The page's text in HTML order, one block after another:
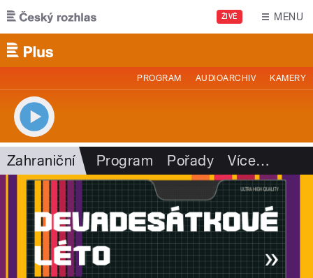
Přejít k hlavnímu obsahu
ŽIVĚ MENU
PROGRAM AUDIOARCHIV KAMERY
Zahraniční Program Pořady Více…